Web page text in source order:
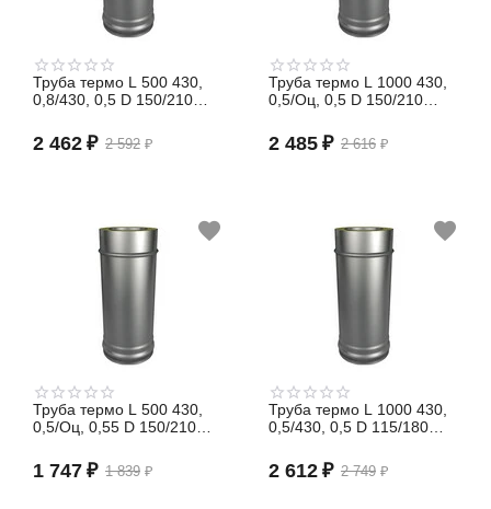
Труба термо L 500 430,
0,8/430, 0,5 D 150/210
2 592 ₽
2 462 ₽
Труба термо L 1000 430,
0,5/Оц, 0,5 D 150/210
2 616 ₽
2 485 ₽
Труба термо L 500 430,
0,5/Оц, 0,55 D 150/210
1 839 ₽
1 747 ₽
Труба термо L 1000 430,
0,5/430, 0,5 D 115/180
2 749 ₽
2 612 ₽